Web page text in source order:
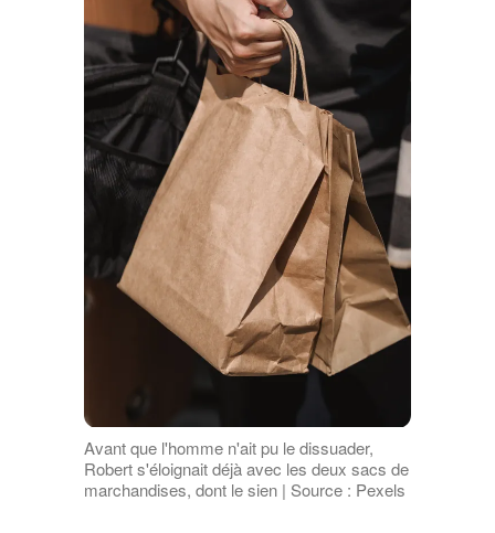
Avant que l'homme n'ait pu le dissuader,
Robert s'éloignait déjà avec les deux sacs de
marchandises, dont le sien | Source : Pexels